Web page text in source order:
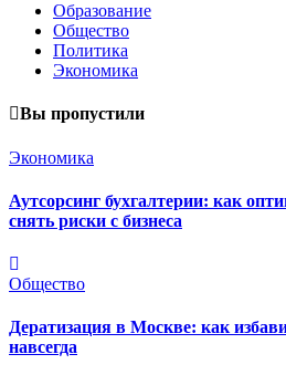
Образование
Общество
Политика
Экономика
Вы пропустили
Экономика
Аутсорсинг бухгалтерии: как
снять риски с бизнеса
Общество
Дератизация в Москве: как
навсегда